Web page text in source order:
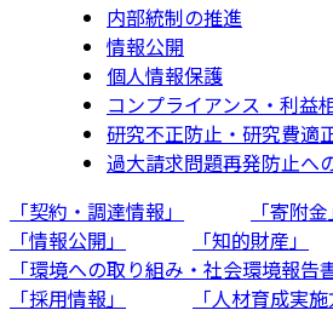
内部統制の推進
情報公開
個人情報保護
コンプライアンス・利益
研究不正防止・研究費適
過大請求問題再発防止へ
「契約・調達情報」
「寄附金
「情報公開」
「知的財産」
「環境への取り組み・社会環境報告
「採用情報」
「人材育成実施